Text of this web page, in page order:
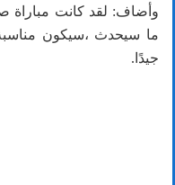
وأضاف: لقد كانت مباراة
ما سيحدث ،سيكون
جيدًا.